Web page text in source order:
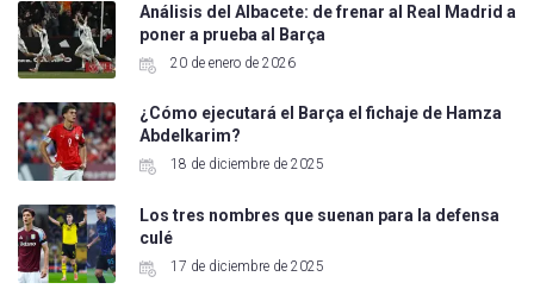
Análisis del Albacete: de frenar al Real Madrid a
poner a prueba al Barça
20 de enero de 2026
¿Cómo ejecutará el Barça el fichaje de Hamza
Abdelkarim?
18 de diciembre de 2025
Los tres nombres que suenan para la defensa
culé
17 de diciembre de 2025